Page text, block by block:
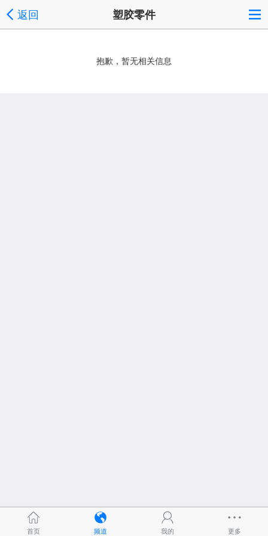
返回 塑胶零件
抱歉，暂无相关信息
首页 频道 我的 更多